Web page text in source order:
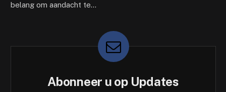
belang om aandacht te…
Abonneer u op Updates